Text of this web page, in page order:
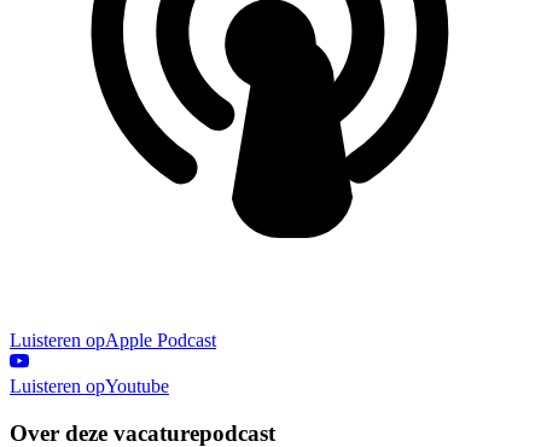
Luisteren opApple Podcast
Luisteren opYoutube
Over deze vacaturepodcast